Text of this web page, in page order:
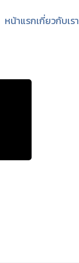
หน้าแรกเกี่ยวกับเรา